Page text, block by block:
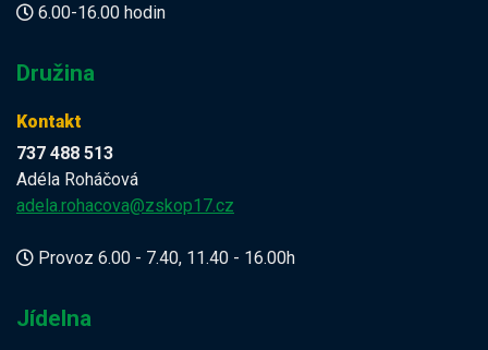
6.00-16.00 hodin
Družina
Kontakt
737 488 513
Adéla Roháčová
adela.rohacova@zskop17.cz
Provoz 6.00 - 7.40, 11.40 - 16.00h
Jídelna